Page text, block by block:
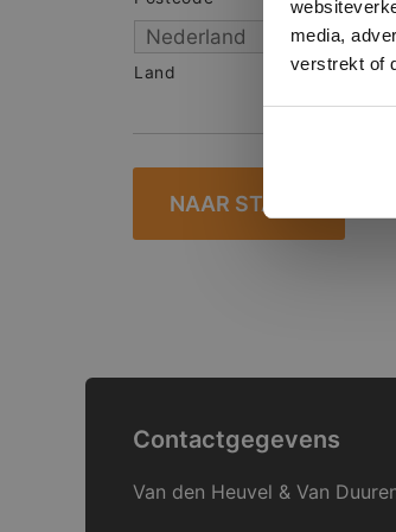
media,
verstrekt of
Land
Contactgegevens
Van den Heuvel & Van